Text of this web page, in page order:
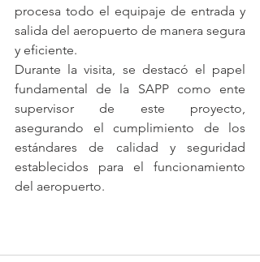
procesa todo el equipaje de entrada y
salida del aeropuerto de manera segura
y eficiente.
Durante la visita, se destacó el papel
fundamental de la SAPP como ente
supervisor de este proyecto,
asegurando el cumplimiento de los
estándares de calidad y seguridad
establecidos para el funcionamiento
del aeropuerto.